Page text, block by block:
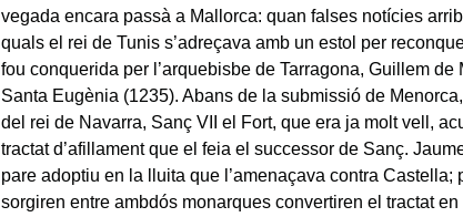
vegada encara passà a Mallorca: quan falses notícies
quals el rei de Tunis s’adreçava amb un estol per
fou conquerida per l’arquebisbe de Tarragona, Guillem
Santa Eugènia (1235). Abans de la submissió de
del rei de Navarra, Sanç VII el Fort, que era ja molt vell,
tractat d’afillament que el feia el successor de Sanç.
pare adoptiu en la lluita que l’amenaçava contra
sorgiren entre ambdós monarques convertiren el tractat